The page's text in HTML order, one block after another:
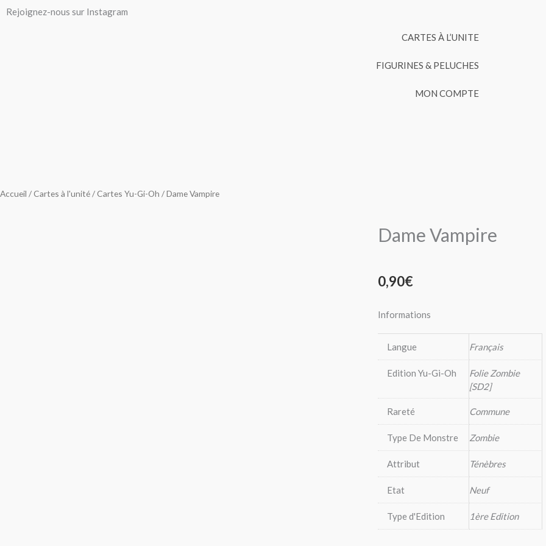
Aller
Rejoignez-nous sur Instagram
CARTES À L’UNITE
FIGURINES & PELUCHES
MON COMPTE
Accueil /Cartes à l'unité/Cartes Yu-Gi-Oh / Dame Vampire
Dame Vampire
0,90€
Informations
Langue Français
Edition Yu-Gi-Oh
Folie Zombie
[SD2]
Rareté Commune
Type De Monstre Zombie
Attribut Ténèbres
Etat Neuf
Type d'Edition 1ère Edition